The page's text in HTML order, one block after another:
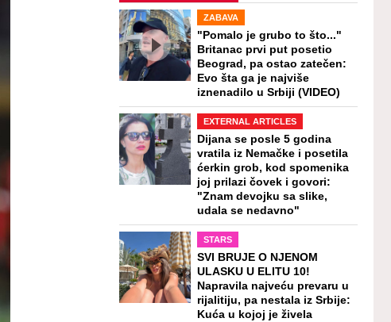
ZABAVA
"Pomalo je grubo to što..."
Britanac prvi put posetio
Beograd, pa ostao zatečen:
Evo šta ga je najviše
iznenadilo u Srbiji (VIDEO)
EXTERNAL ARTICLES
Dijana se posle 5 godina
vratila iz Nemačke i posetila
ćerkin grob, kod spomenika
joj prilazi čovek i govori:
"Znam devojku sa slike,
udala se nedavno"
STARS
SVI BRUJE O NJENOM
ULASKU U ELITU 10!
Napravila najveću prevaru u
rijalitiju, pa nestala iz Srbije:
Kuća u kojoj je živela